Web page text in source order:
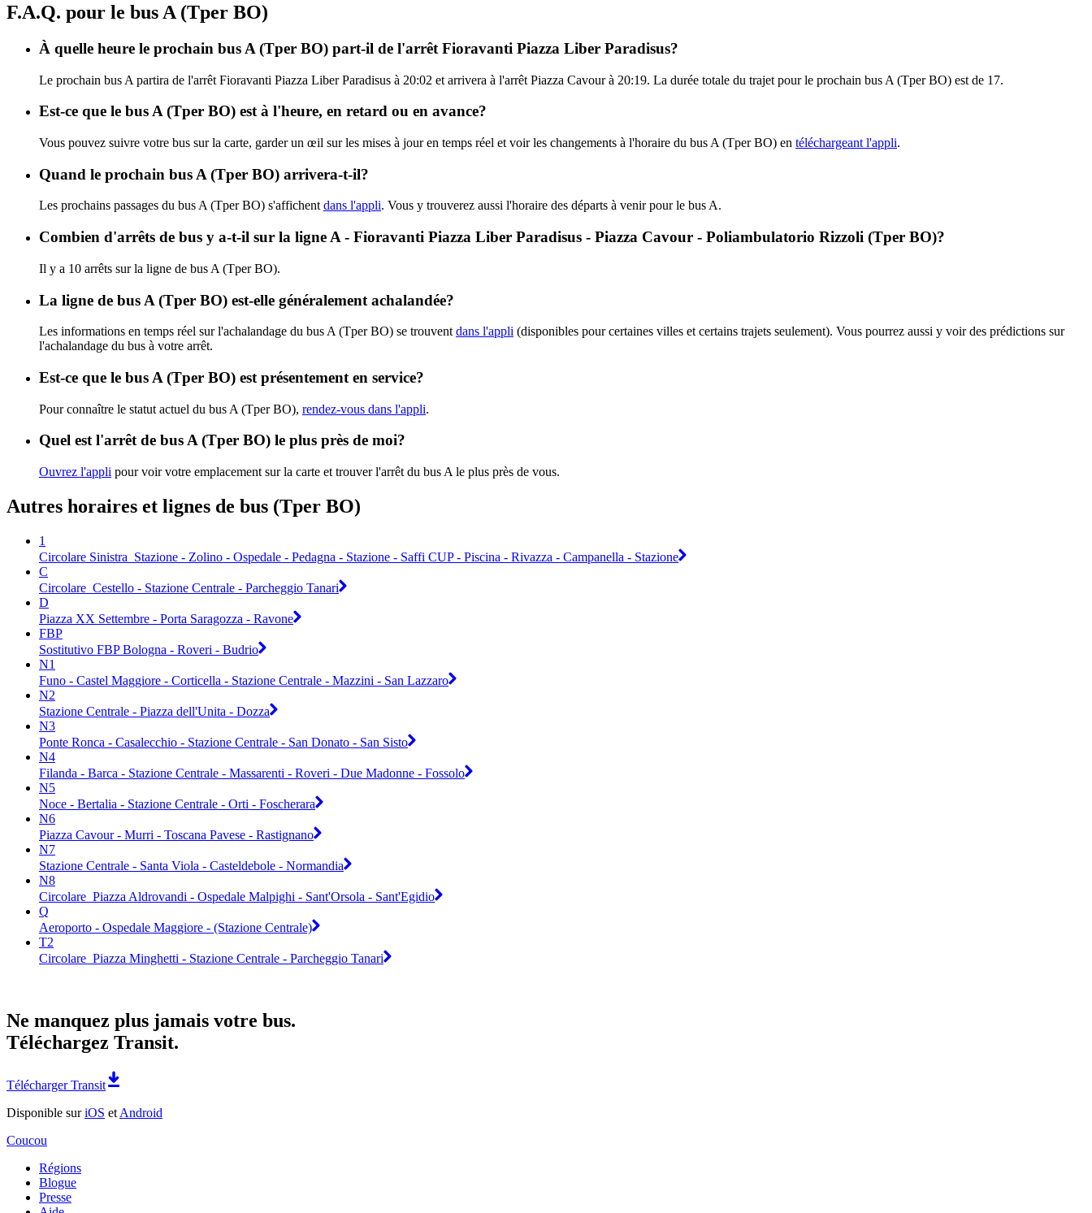
F.A.Q. pour le bus A (Tper BO)
À quelle heure le prochain bus A (Tper BO) part-il de l'arrêt Fioravanti Piazza Liber Paradisus?
Le prochain bus A partira de l'arrêt Fioravanti Piazza Liber Paradisus à 20:02 et arrivera à l'arrêt Piazza Cavour à 20:19. La durée totale du trajet pour le prochain bus A (Tper BO) est de 17.
Est-ce que le bus A (Tper BO) est à l'heure, en retard ou en avance?
Vous pouvez suivre votre bus sur la carte, garder un œil sur les mises à jour en temps réel et voir les changements à l'horaire du bus A (Tper BO) en téléchargeant l'appli.
Quand le prochain bus A (Tper BO) arrivera-t-il?
Les prochains passages du bus A (Tper BO) s'affichent dans l'appli. Vous y trouverez aussi l'horaire des départs à venir pour le bus A.
Combien d'arrêts de bus y a-t-il sur la ligne A - Fioravanti Piazza Liber Paradisus - Piazza Cavour - Poliambulatorio Rizzoli (Tper BO)?
Il y a 10 arrêts sur la ligne de bus A (Tper BO).
La ligne de bus A (Tper BO) est-elle généralement achalandée?
Les informations en temps réel sur l'achalandage du bus A (Tper BO) se trouvent dans l'appli (disponibles pour certaines villes et certains trajets seulement). Vous pourrez aussi y voir des prédictions sur
l'achalandage du bus à votre arrêt.
Est-ce que le bus A (Tper BO) est présentement en service?
Pour connaître le statut actuel du bus A (Tper BO), rendez-vous dans l'appli.
Quel est l'arrêt de bus A (Tper BO) le plus près de moi?
Ouvrez l'appli pour voir votre emplacement sur la carte et trouver l'arrêt du bus A le plus près de vous.
Autres horaires et lignes de bus (Tper BO)
1
Circolare Sinistra_Stazione - Zolino - Ospedale - Pedagna - Stazione - Saffi CUP - Piscina - Rivazza - Campanella - Stazione
C
Circolare_Cestello - Stazione Centrale - Parcheggio Tanari
D
Piazza XX Settembre - Porta Saragozza - Ravone
FBP
Sostitutivo FBP Bologna - Roveri - Budrio
N1
Funo - Castel Maggiore - Corticella - Stazione Centrale - Mazzini - San Lazzaro
N2
Stazione Centrale - Piazza dell'Unita - Dozza
N3
Ponte Ronca - Casalecchio - Stazione Centrale - San Donato - San Sisto
N4
Filanda - Barca - Stazione Centrale - Massarenti - Roveri - Due Madonne - Fossolo
N5
Noce - Bertalia - Stazione Centrale - Orti - Foscherara
N6
Piazza Cavour - Murri - Toscana Pavese - Rastignano
N7
Stazione Centrale - Santa Viola - Casteldebole - Normandia
N8
Circolare_Piazza Aldrovandi - Ospedale Malpighi - Sant'Orsola - Sant'Egidio
Q
Aeroporto - Ospedale Maggiore - (Stazione Centrale)
T2
Circolare_Piazza Minghetti - Stazione Centrale - Parcheggio Tanari
Ne manquez plus jamais votre bus.
Téléchargez Transit.
Télécharger Transit
Disponible suriOS et Android
Coucou
Régions
Blogue
Presse